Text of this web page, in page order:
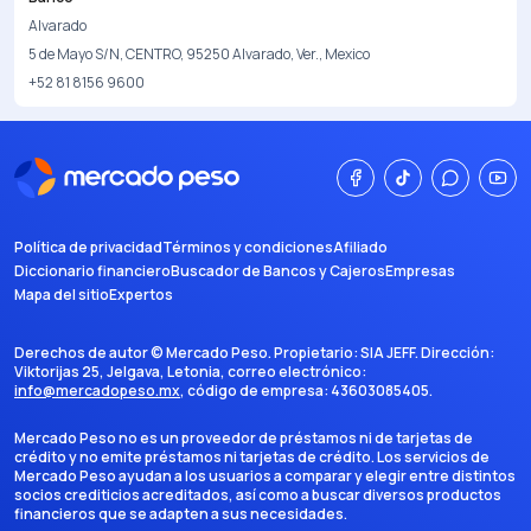
Alvarado
5 de Mayo S/N, CENTRO, 95250 Alvarado, Ver., Mexico
+52 81 8156 9600
Política de privacidadTérminos y condicionesAfiliado
Diccionario financieroBuscador de Bancos y CajerosEmpresas
Mapa del sitioExpertos
Derechos de autor ©Mercado Peso. Propietario:SIA JEFF. Dirección:
Viktorijas 25, Jelgava, Letonia, correo electrónico:
info@mercadopeso.mx, código de empresa: 43603085405.
Mercado Peso no es un proveedor de préstamos ni de tarjetas de
crédito y no emite préstamos ni tarjetas de crédito. Los servicios de
Mercado Peso ayudan a los usuarios a comparar y elegir entre distintos
socios crediticios acreditados, así como a buscar diversos productos
financieros que se adapten a sus necesidades.